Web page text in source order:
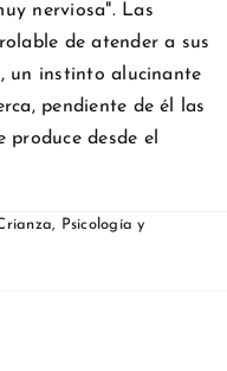
nerviosa". Las
de atender a sus
un instinto alucinante
pendiente de él las
desde el
,
Psicología y